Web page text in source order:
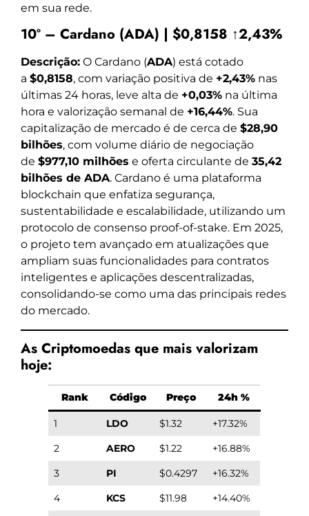
em sua rede.
10º – Cardano (ADA) | $0,8158 ↑2,43%
Descrição: O Cardano (ADA) está cotado
a $0,8158, com variação positiva de +2,43% nas
últimas 24 horas, leve alta de +0,03% na última
hora e valorização semanal de +16,44%. Sua
capitalização de mercado é de cerca de $28,90
bilhões, com volume diário de negociação
de $977,10 milhões e oferta circulante de 35,42
bilhões de ADA. Cardano é uma plataforma
blockchain que enfatiza segurança,
sustentabilidade e escalabilidade, utilizando um
protocolo de consenso proof-of-stake. Em 2025,
o projeto tem avançado em atualizações que
ampliam suas funcionalidades para contratos
inteligentes e aplicações descentralizadas,
consolidando-se como uma das principais redes
do mercado.
As Criptomoedas que mais valorizam
hoje:
Rank Código Preço 24h %
1 LDO $1.32
+17.32%
2
AERO $1.22
+16.88%
3
PI $0.4297
+16.32%
4
KCS $11.98
+14.40%